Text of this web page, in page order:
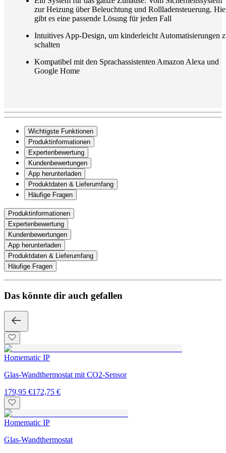
zur Heizung über Beleuchtung und Rollladensteuerung.
gibt es eine passende Lösung für jeden Fall
Intuitives App-Design, um kinderleicht Automatisierungen
schalten
Kompatibel mit den Sprachassistenten Amazon Alexa und
Google Home
Wichtigste Funktionen
Produktinformationen
Expertenbewertung
Kundenbewertungen
App herunterladen
Produktdaten & Lieferumfang
Häufige Fragen
Produktinformationen
Expertenbewertung
Kundenbewertungen
App herunterladen
Produktdaten & Lieferumfang
Häufige Fragen
Das könnte dir auch gefallen
Homematic IP
Glas-Wandthermostat mit CO2-Sensor
179,95 €172,75 €
Homematic IP
Glas-Wandthermostat